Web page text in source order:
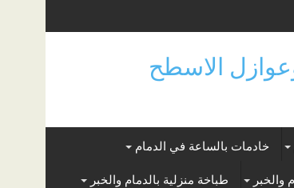
الاسطح
خادمات بالساعة في الدمام
والخبر طباخة منزلية بالدمام والخبر